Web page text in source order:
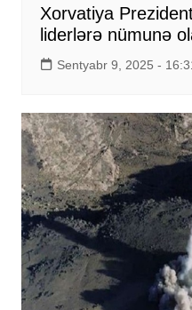
Xorvatiya
liderlərə nümunə
Sentyabr 9, 2025 -